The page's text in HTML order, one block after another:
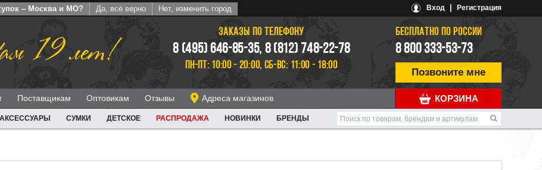
– Москва и МО? Да, всё верно Нет, изменить город Вход Регистрация
19 лет! ЗАКАЗЫ ПО ТЕЛЕФОНУ
8 (495) 646-85-35, 8 (812) 748-22-78
ПН-ПТ: 10:00 - 20:00, СБ-ВС: 11:00 - 18:00
БЕСПЛАТНО ПО РОССИИ
8 800 333-53-73
Позвоните мне
КОРЗИНА
Поставщикам Оптовикам Отзывы Адреса магазинов
АКСЕССУАРЫ СУМКИ ДЕТСКОЕ РАСПРОДАЖА НОВИНКИ БРЕНДЫ